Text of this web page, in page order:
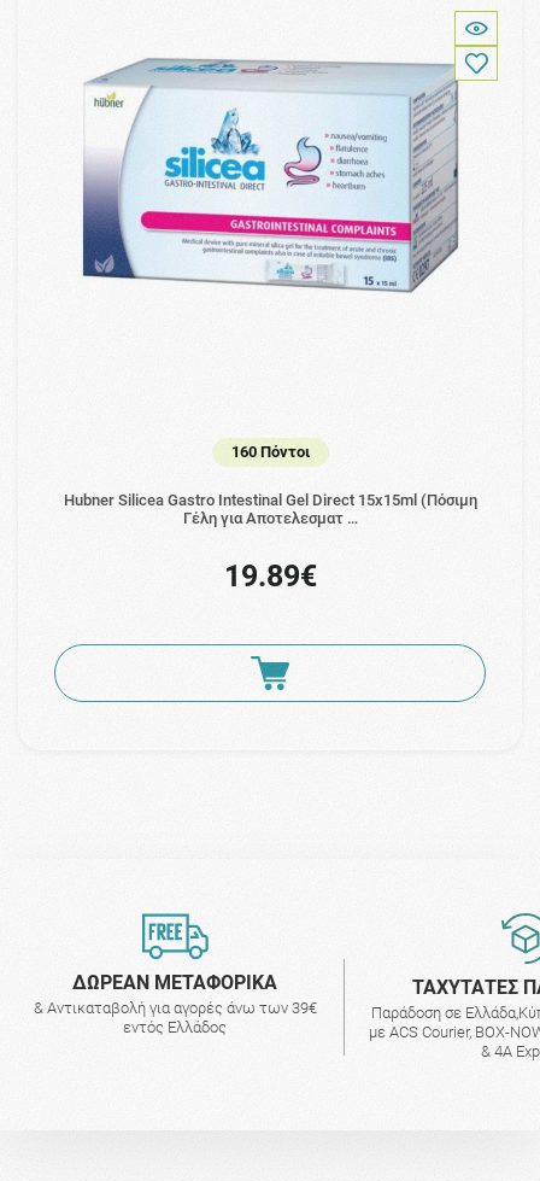
160 Πόντοι
Hubner Silicea Gastro Intestinal Gel Direct 15x15ml (Πόσιμη
Γέλη για Αποτελεσματ …
19.89€
ΔΩΡΕΑΝ ΜΕΤΑΦΟΡΙΚΑ
& Αντικαταβολή για αγορές άνω των 39€
εντός Ελλάδος
ΤΑΧΥΤΑΤΕΣ
Παράδοση σε
με ACS Courier, BOX-
& 4A